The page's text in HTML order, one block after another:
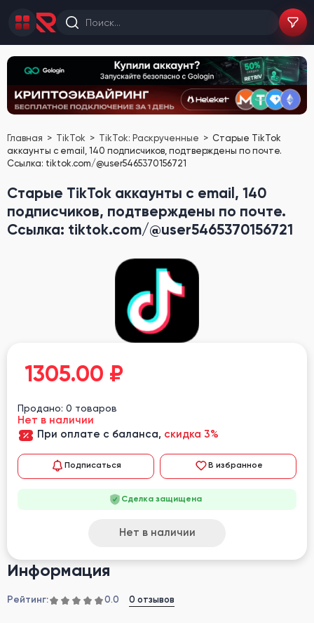
Главная TikTok TikTok: Раскрученные
Старые TikTok
аккаунты с email, 140 подписчиков, подтверждены по почте.
Ссылка: tiktok.com/@user5465370156721
Старые TikTok аккаунты с email, 140
подписчиков, подтверждены по почте.
Ссылка: tiktok.com/@user5465370156721
Информация
Рейтинг: 0.0 0 отзывов
1305.00 ₽
Продано: 0 товаров
Нет в наличии
При оплате с баланса, скидка 3%
Подписаться В избранное
Сделка защищена
Нет в наличии